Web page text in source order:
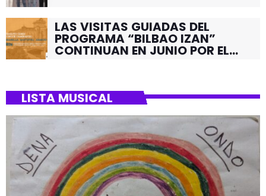
LAS VISITAS GUIADAS DEL
PROGRAMA “BILBAO IZAN”
CONTINUAN EN JUNIO POR EL
LISTA MUSICAL